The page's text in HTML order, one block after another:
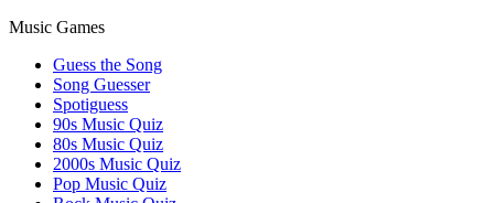
Music Games
Guess the Song
Song Guesser
Spotiguess
90s Music Quiz
80s Music Quiz
2000s Music Quiz
Pop Music Quiz